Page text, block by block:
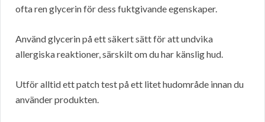
ofta ren glycerin för dess fuktgivande egenskaper.
Använd glycerin på ett säkert sätt för att undvika
allergiska reaktioner, särskilt om du har känslig hud.
Utför alltid ett patch test på ett litet hudområde innan du
använder produkten.